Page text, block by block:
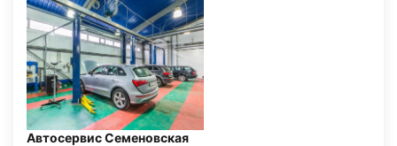
Автосервис Семеновская